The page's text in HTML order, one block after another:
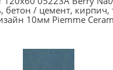
бетон / цемент, кирпич,
10мм Piemme